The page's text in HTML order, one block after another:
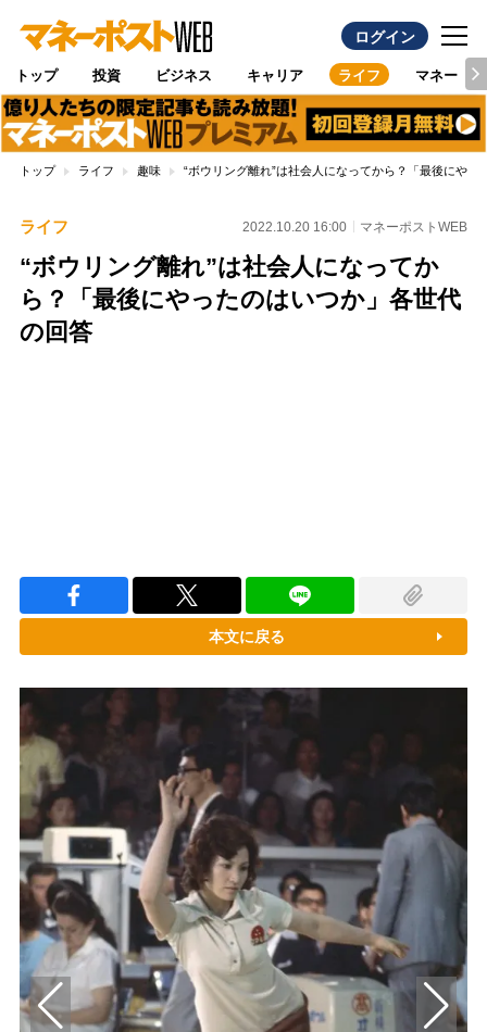
ログイン
トップ 投資 ビジネス キャリア ライフ マネー
トップ ライフ 趣味 “ボウリング離れ”は社会人になってから？「最後にやっ
ライフ 2022.10.20 16:00 マネーポストWEB
“ボウリング離れ”は社会人になってか
ら？「最後にやったのはいつか」各世代
の回答
本文に戻る